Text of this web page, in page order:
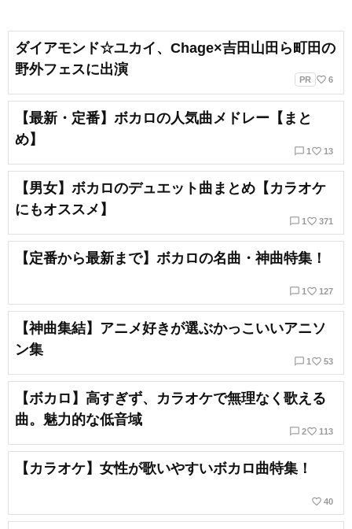
ダイアモンド☆ユカイ、Chage×吉田山田ら町田の
野外フェスに出演
PR favorite_border 6
【最新・定番】ボカロの人気曲メドレー【まと
め】
chat_bubble_outline 1 favorite_border 13
【男女】ボカロのデュエット曲まとめ【カラオケ
にもオススメ】
chat_bubble_outline 1 favorite_border 371
【定番から最新まで】ボカロの名曲・神曲特集！
chat_bubble_outline 1 favorite_border 127
【神曲集結】アニメ好きが選ぶかっこいいアニソ
ン集
chat_bubble_outline 1 favorite_border 53
【ボカロ】高すぎず、カラオケで無理なく歌える
曲。魅力的な低音域
chat_bubble_outline 2favorite_border 113
【カラオケ】女性が歌いやすいボカロ曲特集！
favorite_border 40